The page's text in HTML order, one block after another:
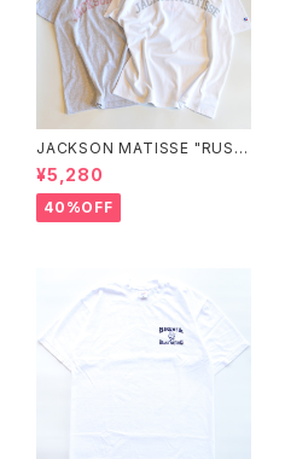
JACKSON MATISSE "RUSS
ELL ATHLETIC×JM Logo T
ee"
¥5,280
40%OFF